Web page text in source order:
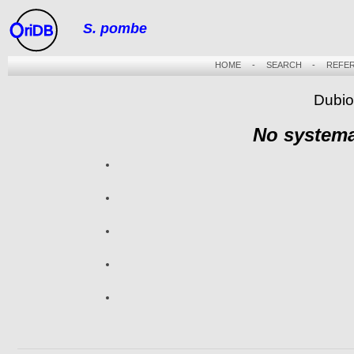
riDB S. pombe
HOME- SEARCH -
No